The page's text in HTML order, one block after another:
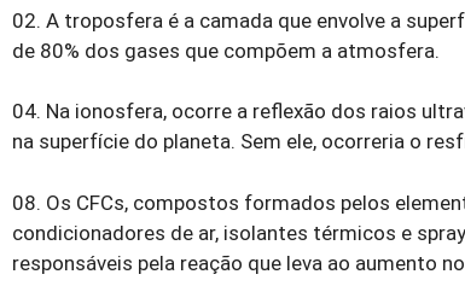
02. A troposfera é a camada que envolve a
de 80% dos gases que compõem a atmosfera.
04. Na ionosfera, ocorre a reflexão dos raios
na superfície do planeta. Sem ele, ocorreria o
08. Os CFCs, compostos formados pelos
condicionadores de ar, isolantes térmicos e
responsáveis pela reação que leva ao aumento